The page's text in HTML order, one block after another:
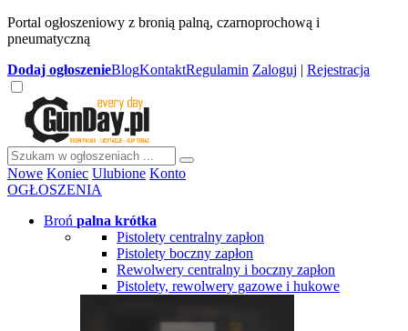
Portal ogłoszeniowy z bronią palną, czarnoprochową i
pneumatyczną
Dodaj ogłoszenieBlogKontaktRegulamin Zaloguj | Rejestracja
Nowe Koniec Ulubione Konto
OGŁOSZENIA
Broń palna krótka
Pistolety centralny zapłon
Pistolety boczny zapłon
Rewolwery centralny i boczny zapłon
Pistolety, rewolwery gazowe i hukowe